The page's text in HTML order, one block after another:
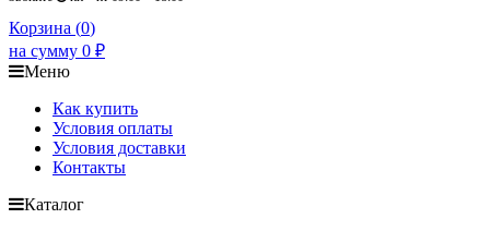
Корзина (0)
на сумму 0 ₽
Меню
Как купить
Условия оплаты
Условия доставки
Контакты
Каталог